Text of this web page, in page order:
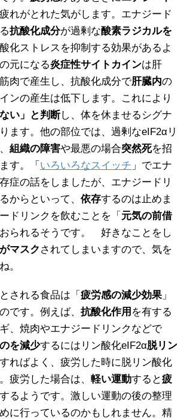
れがとれた気がします。エナジード
抗酸化成分が過剰な酸素ラジカルを
化ストレスを抑制する効果があるよ
元になる炎症性サイトカインは肝
肉で産生し、抗酸化成分で肝臓内の
ンの産生は低下します。これにより
い」と判断し、体を休ませるシグナ
ます。他の部位では、過剰なeIF2αリ
組織の障害や最悪の場合突然死を招
す。「 いろいろなスイッチ 」でエナ
症の話をしましたが、エナジードリ
からといって、 依存するのは止めま
ドリンクを飲むことを「 元気の前借
おられるそうです。 好きなことをし
マスク されてしまいますので、気を
。
とされる食品は「 疲労感の減少効果 」
です。例えば、 抗酸化作用 を有する
、焼肉やエナジードリンクなどで
を減少するにはリン酸化eIF2α脱リン
ればよく、疲労した時に脱リン酸化
疲労した場合は、 軽い運動すると疲
するようです。激しい運動の後の整理
に行っているのかもしれません。精